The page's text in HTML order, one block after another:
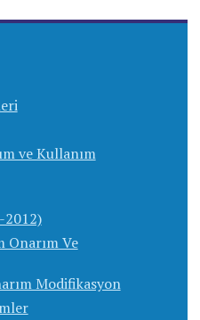
ve Kullanım
2012)
Onarım Ve
Modifikasyon